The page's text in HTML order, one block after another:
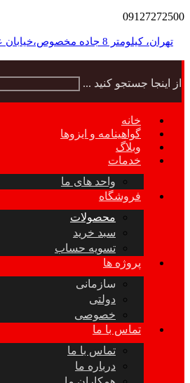
09127272500
تهران، کیلومتر 8 جاده مخصوص،خیابان عاشری، تقاطع جلال
از اینجا جستجو کنید ...
خانه
گواهینامه و ایزوها
وبلاگ
خدمات
واحد های ما
فروشگاه
محصولات
سبد خرید
تسویه حساب
پروژه ها
سازمانی
دولتی
خصوصی
تماس با ما
تماس با ما
درباره ما